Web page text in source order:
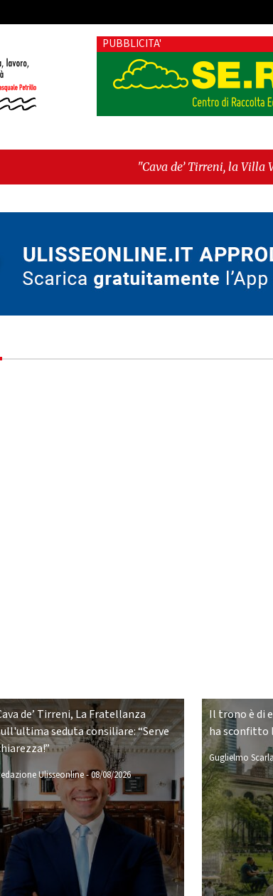
PUBBLICITA'
"Cava de’ Tirreni, la Villa Vecchia oltre i
Fratellanza sull'ultima seduta consiliare:
de’ Tirreni, La Fratellanza
seduta consiliare: “Serve
Ulisseonline-08/08/2026
Il trono è di
ha sconfitto
Guglielmo